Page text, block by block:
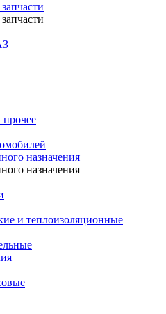
прочее
назначения
назначения
и теплоизоляционные